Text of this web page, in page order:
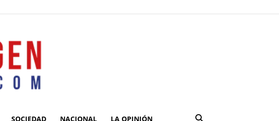
SOCIEDAD NACIONAL LA OPINIÓN